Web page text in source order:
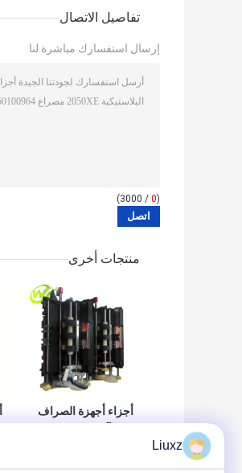
تفاصيل الاتصال
إرسال استفسارك مباشرة لنا
(
0
/ 3000)
منتجات أخرى
أجزاء أجهزة الصراف
Liuxz